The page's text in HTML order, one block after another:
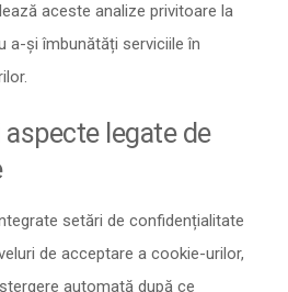
aceste analize privitoare la
a-și îmbunătăți serviciile în
legate de
setări de confidențialitate
de acceptare a cookie-urilor,
automată după ce